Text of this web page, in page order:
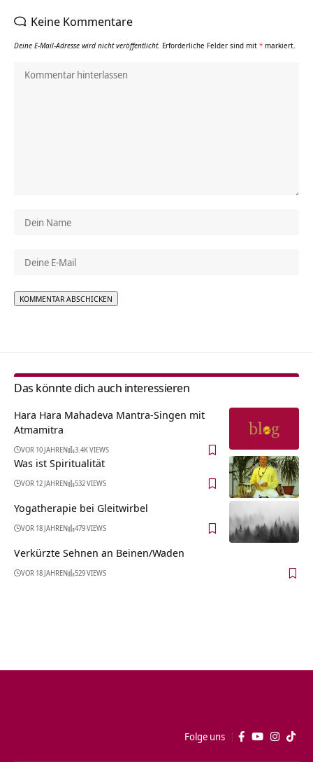
Keine Kommentare
Deine E-Mail-Adresse wird nicht veröffentlicht. Erforderliche Felder sind mit * markiert.
Das könnte dich auch interessieren
Hara Hara Mahadeva Mantra-Singen mit
Atmamitra
VOR 10 JAHREN 3.4K VIEWS
Was ist Spiritualität
VOR 12 JAHREN 532 VIEWS
Yogatherapie bei Gleitwirbel
VOR 18 JAHREN 479 VIEWS
Verkürzte Sehnen an Beinen/Waden
VOR 18 JAHREN 529 VIEWS
Folge uns